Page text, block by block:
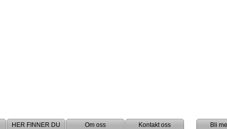
Om oss Kontakt oss Bli